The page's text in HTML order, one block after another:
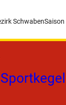
Schwaben